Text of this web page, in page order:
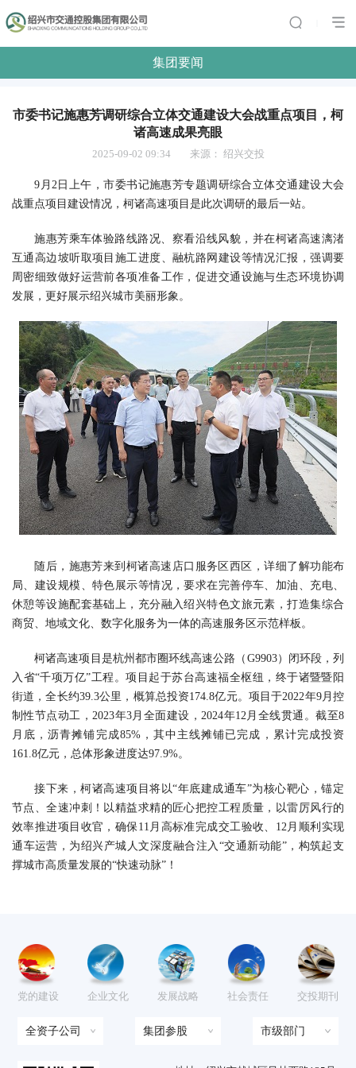
集团要闻
市委书记施惠芳调研综合立体交通建设大会战重点项目，柯
诸高速成果亮眼
2025-09-02 09:34 来源： 绍兴交投
9月2日上午，市委书记施惠芳专题调研综合立体交通建设大会
战重点项目建设情况，柯诸高速项目是此次调研的最后一站。
施惠芳乘车体验路线路况、察看沿线风貌，并在柯诸高速漓渚
互通高边坡听取项目施工进度、融杭路网建设等情况汇报，强调要
周密细致做好运营前各项准备工作，促进交通设施与生态环境协调
发展，更好展示绍兴城市美丽形象。
随后，施惠芳来到柯诸高速店口服务区西区，详细了解功能布
局、建设规模、特色展示等情况，要求在完善停车、加油、充电、
休憩等设施配套基础上，充分融入绍兴特色文旅元素，打造集综合
商贸、地域文化、数字化服务为一体的高速服务区示范样板。
柯诸高速项目是杭州都市圈环线高速公路（G9903）闭环段，列
入省“千项万亿”工程。项目起于苏台高速福全枢纽，终于诸暨暨阳
街道，全长约39.3公里，概算总投资174.8亿元。项目于2022年9月控
制性节点动工，2023年3月全面建设，2024年12月全线贯通。截至8
月底，沥青摊铺完成85%，其中主线摊铺已完成，累计完成投资
161.8亿元，总体形象进度达97.9%。
接下来，柯诸高速项目将以“年底建成通车”为核心靶心，锚定
节点、全速冲刺！以精益求精的匠心把控工程质量，以雷厉风行的
效率推进项目收官，确保11月高标准完成交工验收、12月顺利实现
通车运营，为绍兴产城人文深度融合注入“交通新动能”，构筑起支
撑城市高质量发展的“快速动脉”！
党的建设 企业文化 发展战略 社会责任 交投期刊
全资子公司 集团参股 市级部门